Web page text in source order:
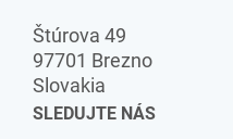
Štúrova 49
97701 Brezno
Slovakia
SLEDUJTE NÁS